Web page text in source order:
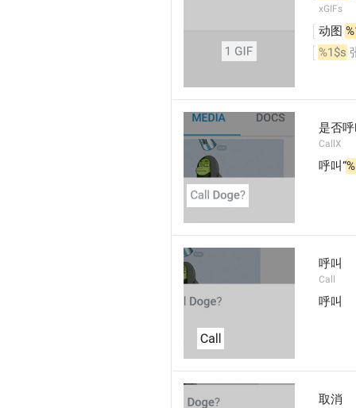
xGIFs
动图
%1$s
是否
CallX
呼叫“
呼叫
Call
呼叫
取消